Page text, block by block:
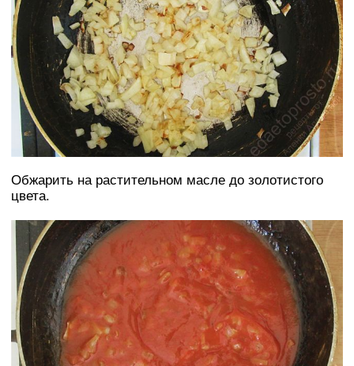
Обжарить на растительном масле до золотистого
цвета.